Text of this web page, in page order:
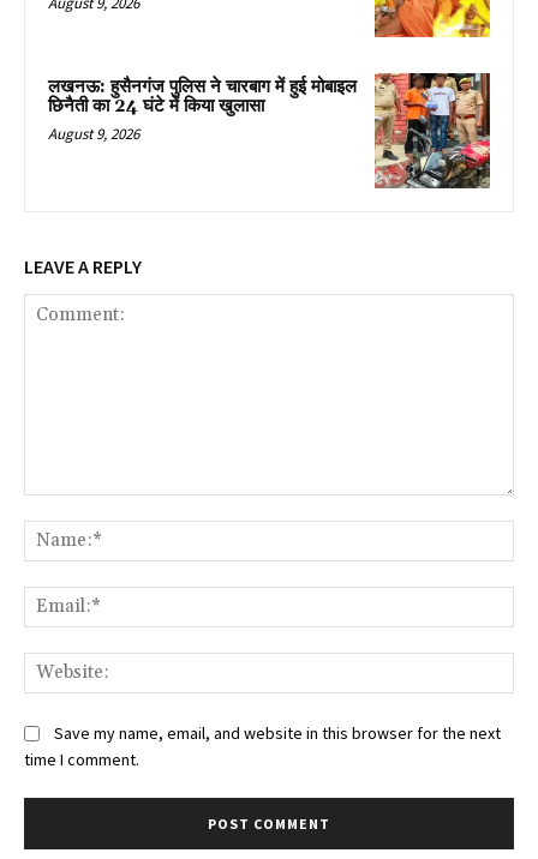
लखनऊ: हुसैनगंज पुलिस ने चारबाग में हुई मोबाइल
छिनैती का 24 घंटे में किया खुलासा
August 9, 2026
LEAVE A REPLY
Save my name, email, and website in this browser for the next
time I comment.